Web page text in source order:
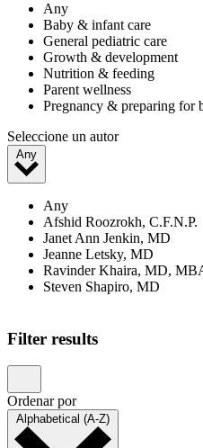
Any
Baby & infant care
General pediatric care
Growth & development
Nutrition & feeding
Parent wellness
Pregnancy & preparing for
Seleccione un autor
Any
Any
Afshid Roozrokh, C.F.N.P.
Janet Ann Jenkin, MD
Jeanne Letsky, MD
Ravinder Khaira, MD,
Steven Shapiro, MD